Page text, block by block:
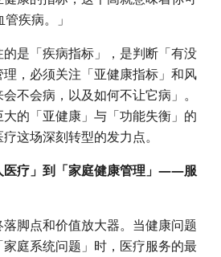
疾病。」
是「疾病指标」，是判断「有没
，必须关注「亚健康指标」和风
不会病，以及如何不让它病」。
的「亚健康」与「功能失衡」的
这场深刻转型的发力点。
医疗」到「家庭健康管理」——服
脚点和价值放大器。当健康问题
庭系统问题」时，医疗服务的最